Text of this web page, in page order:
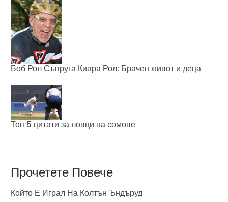
Боб Рол Съпруга Киара Рол: Брачен живот и деца
Топ 5 цитати за ловци на сомове
Прочетете Повече
Който Е Играл На Колтън Ъндъруд